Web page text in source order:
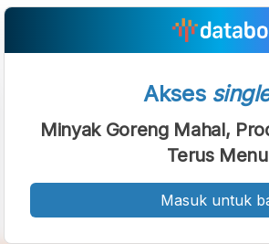
Akses
Minyak Goreng Mahal,
Terus
Masuk untuk